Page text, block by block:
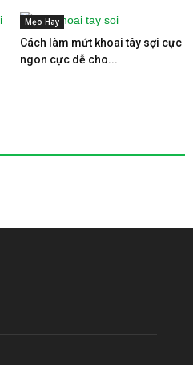
Mẹo Hay
Cách làm mứt khoai tây sợi cực
ngon cực dễ cho...